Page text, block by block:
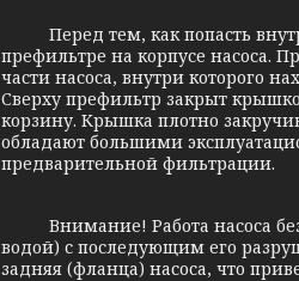
Перед тем, как попасть
префильтре на корпусе насоса.
части насоса, внутри которого
Сверху префильтр закрыт
корзину. Крышка плотно
обладают большими
предварительной фильтрации.
Внимание! Работа насоса без
водой) с последующим его
задняя (фланца) насоса, что